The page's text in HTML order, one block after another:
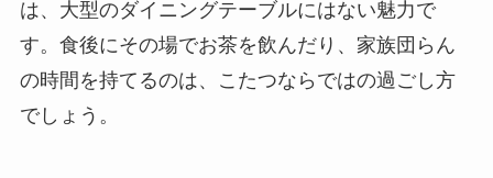
は、大型のダイニングテーブルにはない魅力で
す。食後にその場でお茶を飲んだり、家族団らん
の時間を持てるのは、こたつならではの過ごし方
でしょう。